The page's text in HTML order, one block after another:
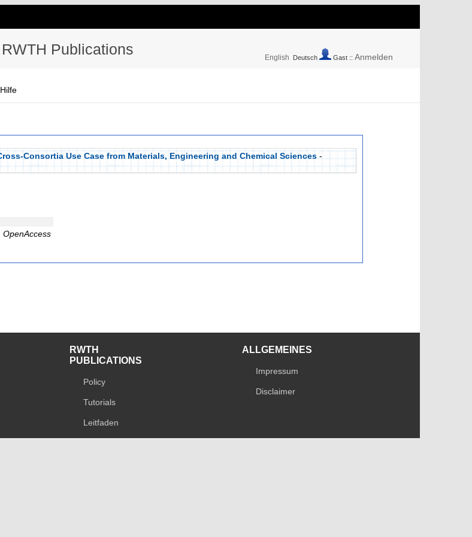
RWTH Publications English Deutsch Gast :: Anmelden
Hilfe
Consortia Use Case from Materials, Engineering and Chemical Sciences -
OpenAccess
RWTH
PUBLICATIONS
Policy
Tutorials
Leitfaden
ALLGEMEINES
Impressum
Disclaimer